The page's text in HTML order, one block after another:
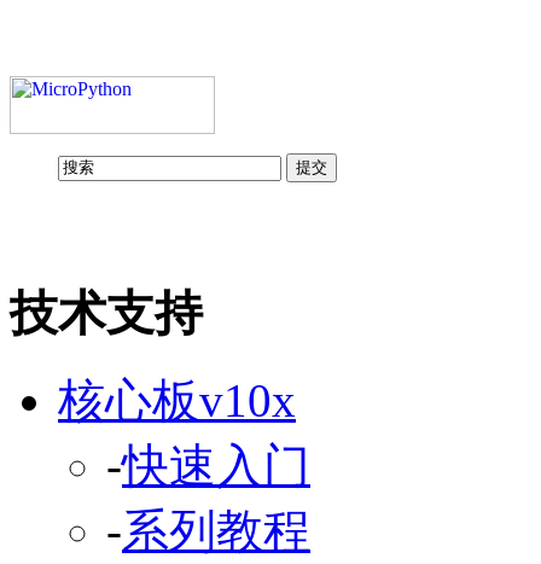
技术支持
核心板v10x
-快速入门
-系列教程